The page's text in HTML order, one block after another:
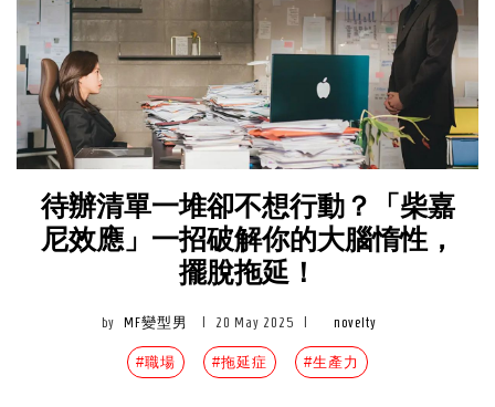
待辦清單一堆卻不想行動？「柴嘉
尼效應」一招破解你的大腦惰性，
擺脫拖延！
by MF變型男 20 May 2025 novelty
#職場 #拖延症 #生產力